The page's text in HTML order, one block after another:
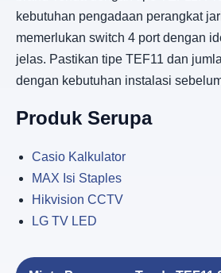
kebutuhan pengadaan perangkat
memerlukan switch 4 port dengan
jelas. Pastikan tipe TEF11 dan
dengan kebutuhan instalasi
Produk Serupa
Casio Kalkulator
MAX Isi Staples
Hikvision CCTV
LG TV LED